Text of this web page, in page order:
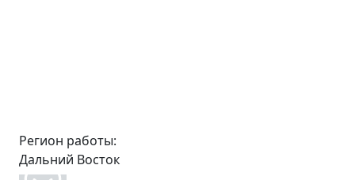
Регион работы:
Дальний Восток